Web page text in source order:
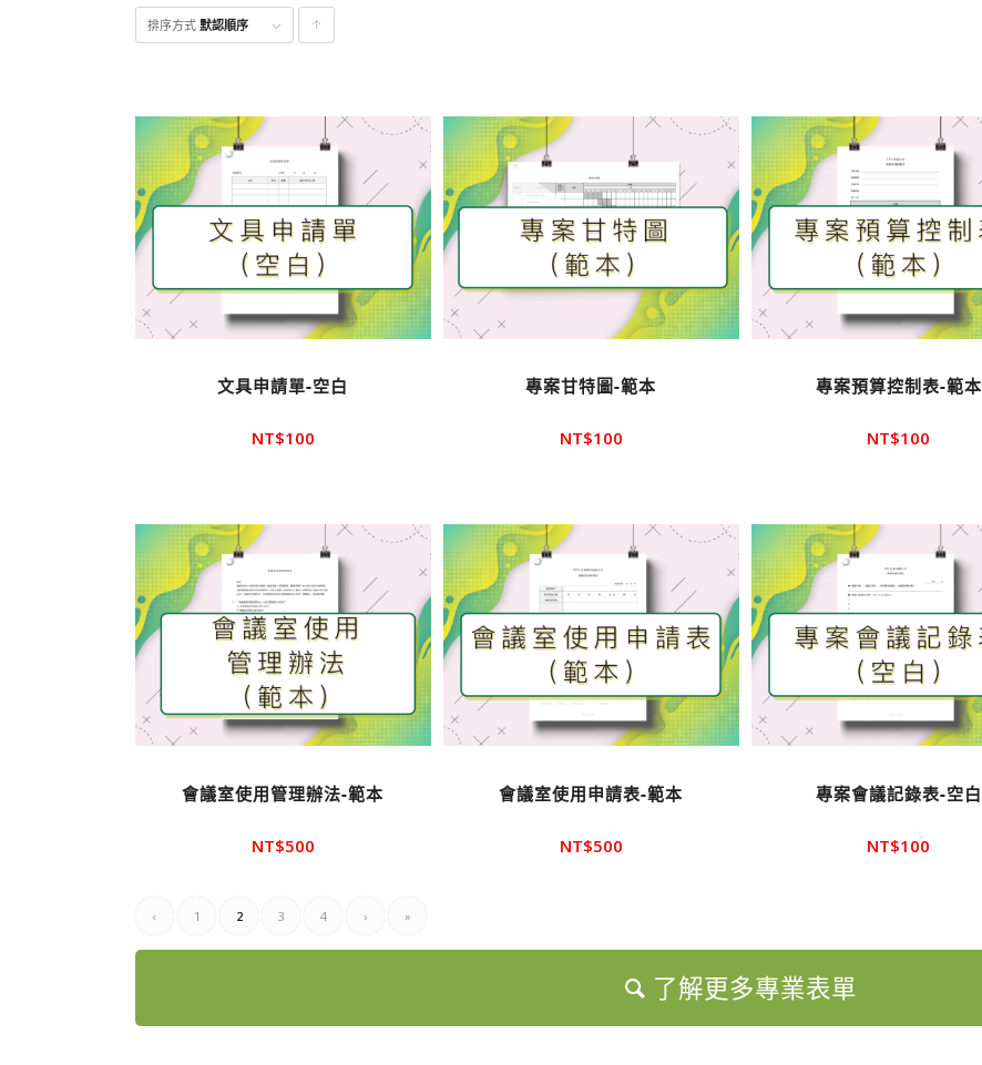
排序方式 默認順序
文具申請單-空白
NT$100
專案甘特圖-範本
NT$100
專案預算控制表-範本
NT$100
會議室使用管理辦法-範本
NT$500
會議室使用申請表-範本
NT$500
專案會議記錄表-空白
NT$100
‹ 1 2 3 4 › »
了解更多專業表單